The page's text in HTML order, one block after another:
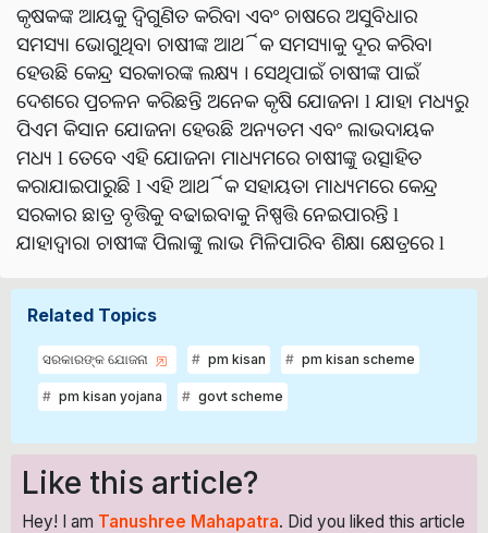
କୃଷକଙ୍କ ଆୟକୁ ଦ୍ୱିଗୁଣିତ କରିବା ଏବଂ ଚାଷରେ ଅସୁବିଧାର
ସମସ୍ୟା ଭୋଗୁଥିବା ଚାଷୀଙ୍କ ଆର୍ଥିକ ସମସ୍ୟାକୁ ଦୂର କରିବା
ହେଉଛି କେନ୍ଦ୍ର ସରକାରଙ୍କ ଲକ୍ଷ୍ୟ । ସେଥିପାଇଁ ଚାଷୀଙ୍କ ପାଇଁ
ଦେଶରେ ପ୍ରଚଳନ କରିଛନ୍ତି ଅନେକ କୃଷି ଯୋଜନା l ଯାହା ମଧ୍ୟରୁ
ପିଏମ କିସାନ ଯୋଜନା ହେଉଛି ଅନ୍ୟତମ ଏବଂ ଲାଭଦାୟକ
ମଧ୍ୟ l ତେବେ ଏହି ଯୋଜନା ମାଧ୍ୟମରେ ଚାଷୀଙ୍କୁ ଉତ୍ସାହିତ
କରାଯାଇପାରୁଛି l ଏହି ଆର୍ଥିକ ସହାୟତା ମାଧ୍ୟମରେ କେନ୍ଦ୍ର
ସରକାର ଛାତ୍ର ବୃତ୍ତିକୁ ବଢାଇବାକୁ ନିଷ୍ପତ୍ତି ନେଇପାରନ୍ତି l
ଯାହାଦ୍ୱାରା ଚାଷୀଙ୍କ ପିଲାଙ୍କୁ ଲାଭ ମିଳିପାରିବ ଶିକ୍ଷା କ୍ଷେତ୍ରରେ l
Related Topics
ସରକାରଙ୍କ ଯୋଜନା pm kisan pm kisan scheme
pm kisan yojana govt scheme
Like this article?
Hey! I am Tanushree Mahapatra. Did you liked this article